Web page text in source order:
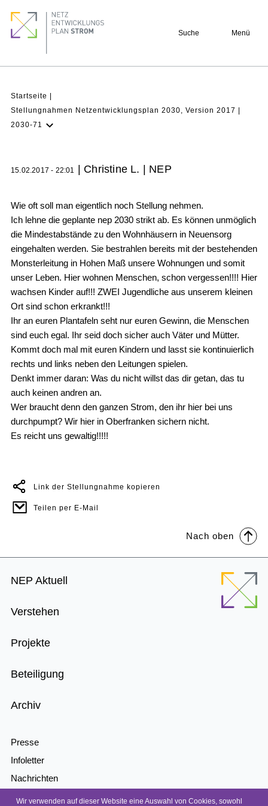
zum
Inhalt
Suche Menü
Pfadnavigation
Startseite
Stellungnahmen Netzentwicklungsplan 2030, Version 2017
2030-71
Verstehen
Beteiligung
Archiv
15.02.2017 - 22:01 | Christine L. | NEP
Wie oft soll man eigentlich noch Stellung nehmen.
Ich lehne die geplante nep 2030 strikt ab. Es können unmöglich
die Mindestabstände zu den Wohnhäusern in Neuensorg
eingehalten werden. Sie bestrahlen bereits mit der bestehenden
Monsterleitung in Hohen Maß unsere Wohnungen und somit
unser Leben. Hier wohnen Menschen, schon vergessen!!!! Hier
wachsen Kinder auf!!! ZWEI Jugendliche aus unserem kleinen
Ort sind schon erkrankt!!!
Ihr an euren Plantafeln seht nur euren Gewinn, die Menschen
sind euch egal. Ihr seid doch sicher auch Väter und Mütter.
Kommt doch mal mit euren Kindern und lasst sie kontinuierlich
rechts und links neben den Leitungen spielen.
Denkt immer daran: Was du nicht willst das dir getan, das tu
auch keinen andren an.
Wer braucht denn den ganzen Strom, den ihr hier bei uns
durchpumpt? Wir hier in Oberfranken sichern nicht.
Es reicht uns gewaltig!!!!!
Link der Stellungnahme kopieren
Teilen per E-Mail
Nach oben
Footer
NEP Aktuell
Verstehen
Projekte
Beteiligung
Archiv
quick
links
Presse
Infoletter
Nachrichten
Kontakt
Wir verwenden auf dieser Website eine Auswahl von Cookies, sowohl